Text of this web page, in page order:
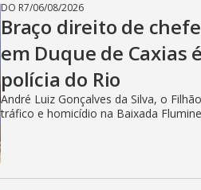
DO R7/06/08/2026
Braço direito de
em Duque de Caxias
polícia do Rio
André Luiz Gonçalves da Silva, o
tráfico e homicídio na Baixada